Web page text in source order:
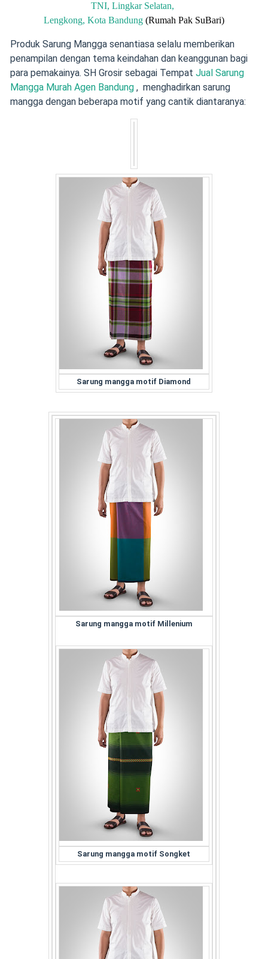
TNI, Lingkar Selatan,
Lengkong, Kota Bandung(Rumah Pak SuBari)
Produk Sarung Mangga senantiasa selalu memberikan
penampilan dengan tema keindahan dan keanggunan bagi
para pemakainya. SH Grosir sebagai Tempat Jual Sarung
Mangga Murah Agen Bandung, menghadirkan sarung
mangga dengan beberapa motif yang cantik diantaranya:
Sarung mangga motif Diamond
Sarung mangga motif Millenium
Sarung mangga motif Songket